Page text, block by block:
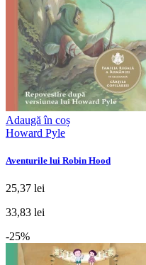
Adaugă în coș
Howard Pyle
Aventurile lui Robin Hood
25,37 lei
33,83 lei
-25%